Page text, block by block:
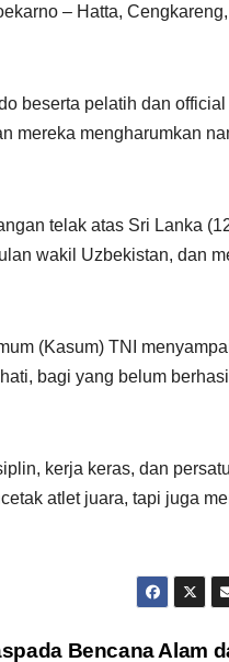
– Hatta,
beserta pelatih dan
mereka mengharumkan
telak atas Sri Lanka
wakil Uzbekistan, dan
(Kasum) TNI
bagi yang belum
kerja keras, dan
atlet juara, tapi juga
Bencana Alam